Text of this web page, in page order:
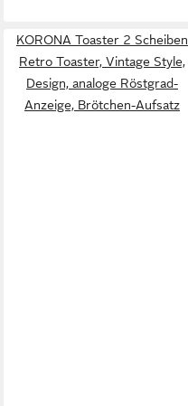
KORONA Toaster 2 Scheiben
Retro Toaster, Vintage Style,
Design, analoge Röstgrad-
Anzeige, Brötchen-Aufsatz